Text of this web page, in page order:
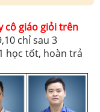
cô giáo giỏi trên
chỉ sau 3
học tốt, hoàn trả